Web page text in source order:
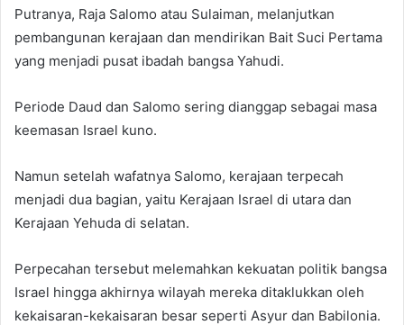
Putranya, Raja Salomo atau Sulaiman, melanjutkan
pembangunan kerajaan dan mendirikan Bait Suci Pertama
yang menjadi pusat ibadah bangsa Yahudi.
Periode Daud dan Salomo sering dianggap sebagai masa
keemasan Israel kuno.
Namun setelah wafatnya Salomo, kerajaan terpecah
menjadi dua bagian, yaitu Kerajaan Israel di utara dan
Kerajaan Yehuda di selatan.
Perpecahan tersebut melemahkan kekuatan politik bangsa
Israel hingga akhirnya wilayah mereka ditaklukkan oleh
kekaisaran-kekaisaran besar seperti Asyur dan Babilonia.